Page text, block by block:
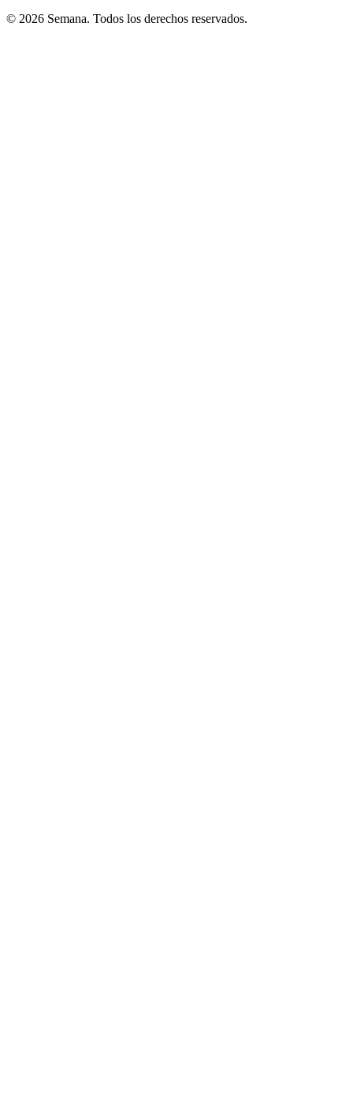
© 2026 Semana. Todos los derechos reservados.